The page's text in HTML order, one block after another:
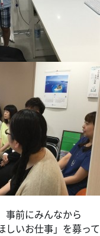
事前にみんなから
しいお仕事」を募っ